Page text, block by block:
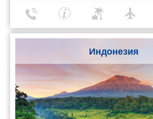
Индонезия